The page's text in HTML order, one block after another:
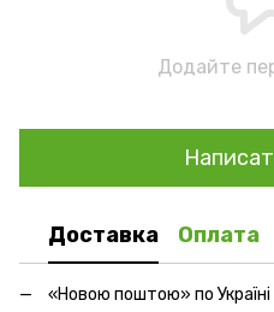
Додайте
Доставка Оплата
«Новою поштою» по